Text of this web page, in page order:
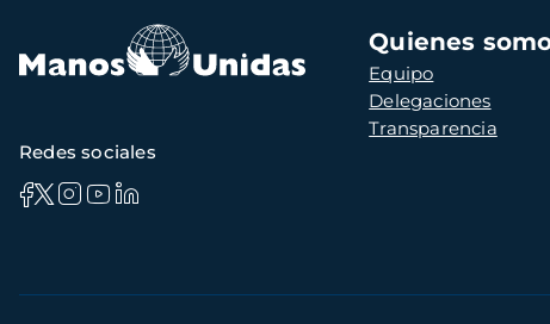
Navegación
principal
Quienes
Equipo
Delegaciones
Transparencia
Redes sociales